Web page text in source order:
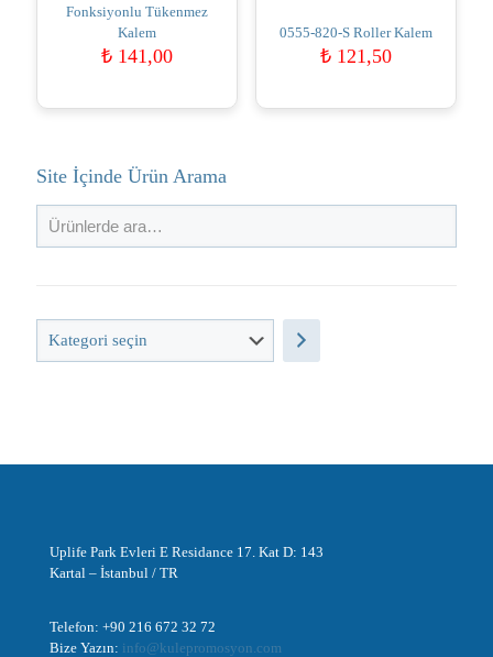
Fonksiyonlu Tükenmez
Kalem
₺ 141,00
0555-820-S Roller Kalem
₺121,50
Site İçinde Ürün Arama
Kategori
Uplife Park Evleri E Residance 17. Kat D: 143
Kartal – İstanbul / TR
Telefon: +90 216 672 32 72
Bize Yazın: info@kulepromosyon.com